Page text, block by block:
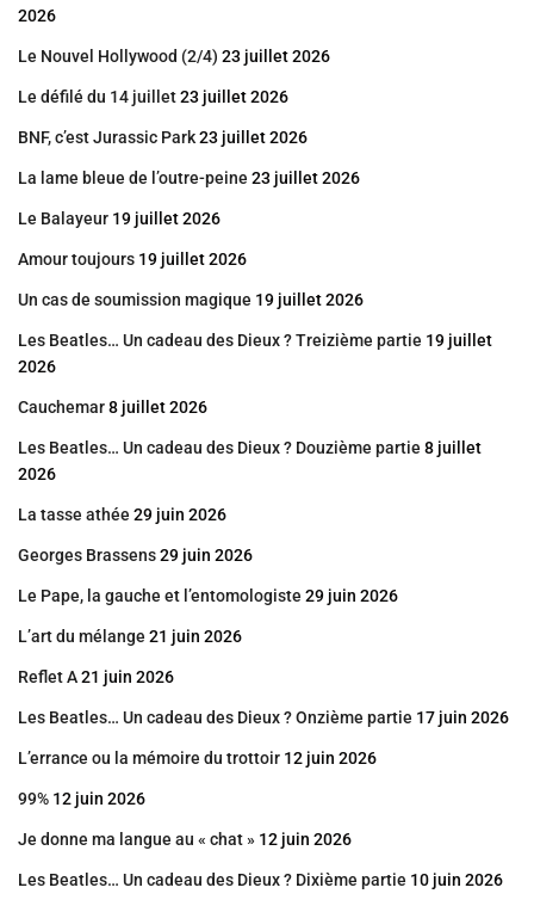
2026
Le Nouvel Hollywood (2/4) 23 juillet 2026
Le défilé du 14 juillet23 juillet 2026
BNF, c’est Jurassic Park23 juillet 2026
La lame bleue de l’outre-peine 23 juillet 2026
Le Balayeur 19 juillet 2026
Amour toujours 19 juillet 2026
Un cas de soumission magique 19 juillet 2026
Les Beatles… Un cadeau des Dieux ? Treizième partie 19 juillet
2026
Cauchemar8 juillet 2026
Les Beatles… Un cadeau des Dieux ? Douzième partie 8 juillet
2026
La tasse athée 29 juin 2026
Georges Brassens29 juin 2026
Le Pape, la gauche et l’entomologiste 29 juin 2026
L’art du mélange 21 juin 2026
Reflet A21 juin 2026
Les Beatles… Un cadeau des Dieux ? Onzième partie 17 juin 2026
L’errance ou la mémoire du trottoir 12 juin 2026
99% 12 juin 2026
Je donne ma langue au « chat » 12 juin 2026
Les Beatles… Un cadeau des Dieux ? Dixième partie 10 juin 2026